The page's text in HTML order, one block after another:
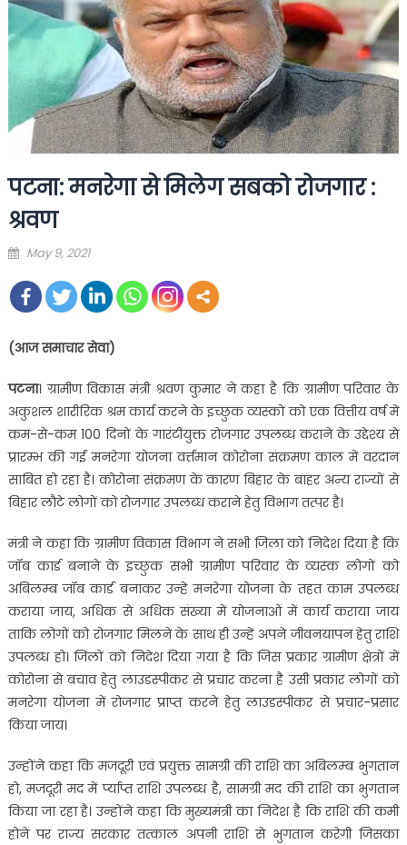
पटना: मनरेगा से मिलेग सबको रोजगार :
श्रवण
Posted
May 9, 2021
(आज समाचार सेवा)
पटना। ग्रामीण विकास मंत्री श्रवण कुमार ने कहा है कि ग्रामीण परिवार के
अकुशल शारीरिक श्रम कार्य करने के इच्छुक व्यस्कों को एक वित्तीय वर्ष में
कम-से-कम 100 दिनों के गारंटीयुक्त रोजगार उपलब्ध कराने के उद्देश्य से
प्रारम्भ की गई मनरेगा योजना वर्त्तमान कोरोना संक्रमण काल में वरदान
साबित हो रहा है। कोरोना संक्रमण के कारण बिहार के बाहर अन्य राज्यों से
बिहार लौटे लोगों को रोजगार उपलब्ध कराने हेतु विभाग तत्पर है।
मंत्री ने कहा कि ग्रामीण विकास विभाग ने सभी जिला को निदेश दिया है कि
जॉब कार्ड बनाने के इच्छुक सभी ग्रामीण परिवार के व्यस्क लोगों को
अबिलम्ब जॉब कार्ड बनाकर उन्हें मनरेगा योजना के तहत काम उपलब्ध
कराया जाय, अधिक से अधिक संख्या में योजनाओं में कार्य कराया जाय
ताकि लोगों को रोजगार मिलने के साथ ही उन्हें अपने जीवनयापन हेतु राशि
उपलब्ध हो। जिलों को निदेश दिया गया है कि जिस प्रकार ग्रामीण क्षेत्रों में
कोरोना से बचाव हेतु लाउडस्पीकर से प्रचार करना है उसी प्रकार लोगों को
मनरेगा योजना में रोजगार प्राप्त करने हेतु लाउडस्पीकर से प्रचार-प्रसार
किया जाय।
उन्होंने कहा कि मजदूरी एवं प्रयुक्त सामग्री की राशि का अबिलम्ब भुगतान
हो, मजदूरी मद में र्प्याप्त राशि उपलब्ध है, सामग्री मद की राशि का भुगतान
किया जा रहा है। उन्होंने कहा कि मुख्यमंत्री का निदेश है कि राशि की कमी
होने पर राज्य सरकार तत्काल अपनी राशि से भुगतान करेगी जिसका